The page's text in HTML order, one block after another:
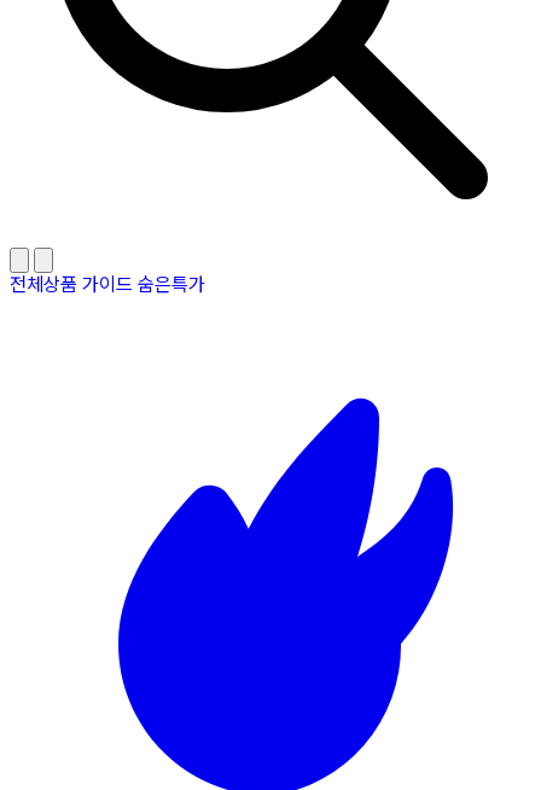
전체상품 가이드 숨은특가